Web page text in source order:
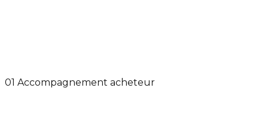
01 Accompagnement acheteur